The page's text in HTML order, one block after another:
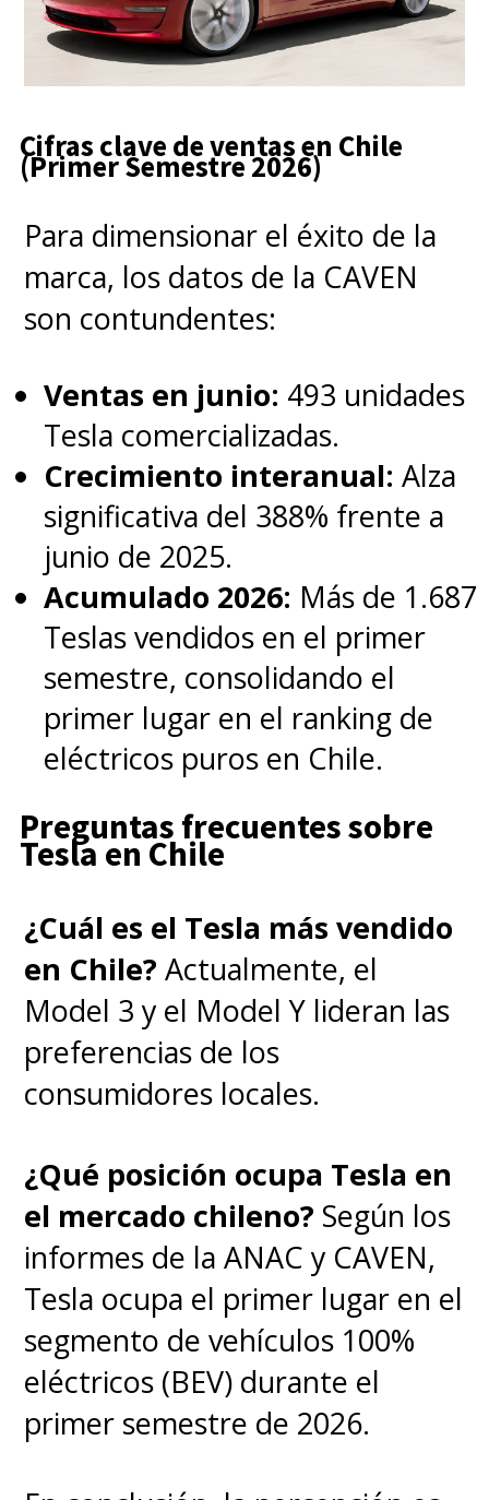
Cifras clave de ventas en Chile
(Primer Semestre 2026)
Para dimensionar el éxito de la
marca, los datos de la CAVEN
son contundentes:
Ventas en junio: 493 unidades
Tesla comercializadas.
Crecimiento interanual: Alza
significativa del 388% frente a
junio de 2025.
Acumulado 2026: Más de 1.687
Teslas vendidos en el primer
semestre, consolidando el
primer lugar en el ranking de
eléctricos puros en Chile.
Preguntas frecuentes sobre
Tesla en Chile
¿Cuál es el Tesla más vendido
en Chile? Actualmente, el
Model 3 y el Model Y lideran las
preferencias de los
consumidores locales.
¿Qué posición ocupa Tesla en
el mercado chileno? Según los
informes de la ANAC y CAVEN,
Tesla ocupa el primer lugar en el
segmento de vehículos 100%
eléctricos (BEV) durante el
primer semestre de 2026.